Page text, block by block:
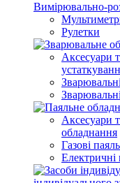
Вимірювально-
Рулетки
Аксесуари
Аксесуари
обладнання
Газові
Електричні